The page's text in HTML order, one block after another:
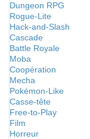
Dungeon RPG
Rogue-Lite
Hack-and-Slash
Cascade
Battle Royale
Moba
Coopération
Mecha
Pokémon-Like
Casse-tête
Free-to-Play
Film
Horreur